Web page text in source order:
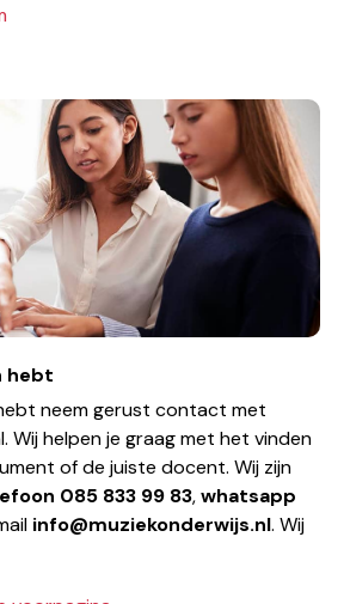
hebt
neem gerust contact met
Wij helpen je graag met het vinden
of de juiste docent. Wij zijn
085 833 99 83,whatsapp
info@muziekonderwijs.nl. Wij